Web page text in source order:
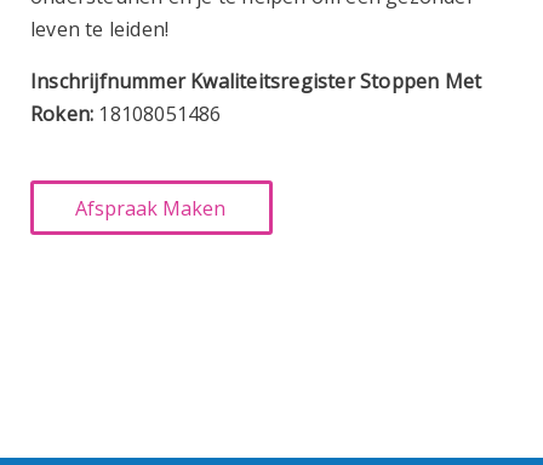
leven te leiden!
Inschrijfnummer Kwaliteitsregister Stoppen Met
Roken: 18108051486